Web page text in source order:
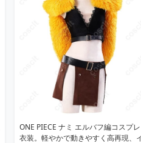
ONE PIECE ナミ エルバフ編コスプレ
衣装。軽やかで動きやすく高再現、